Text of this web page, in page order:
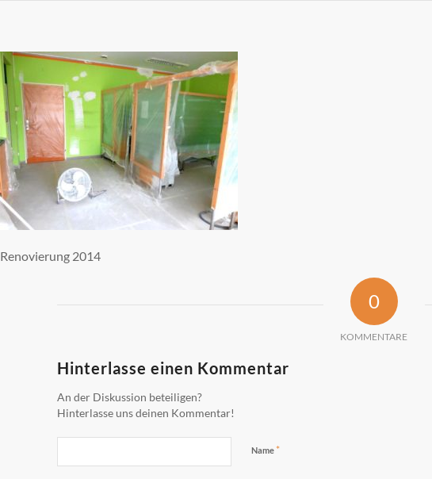
Renovierung 2014
0
KOMMENTARE
Hinterlasse einen Kommentar
An der Diskussion beteiligen?
Hinterlasse uns deinen Kommentar!
Name *